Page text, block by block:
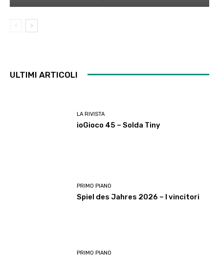
ULTIMI ARTICOLI
LA RIVISTA
ioGioco 45 – Solda Tiny
PRIMO PIANO
Spiel des Jahres 2026 – I vincitori
PRIMO PIANO